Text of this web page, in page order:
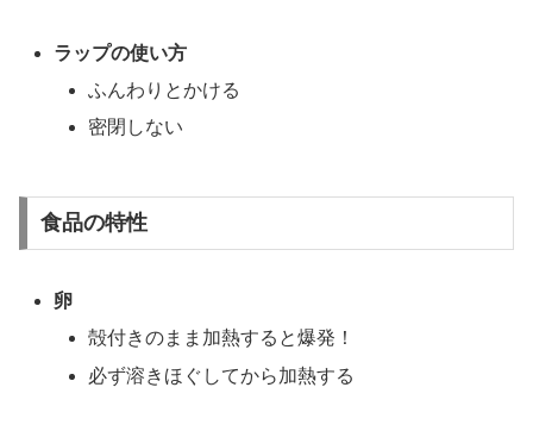
ラップの使い方
ふんわりとかける
密閉しない
食品の特性
卵
殻付きのまま加熱すると爆発！
必ず溶きほぐしてから加熱する